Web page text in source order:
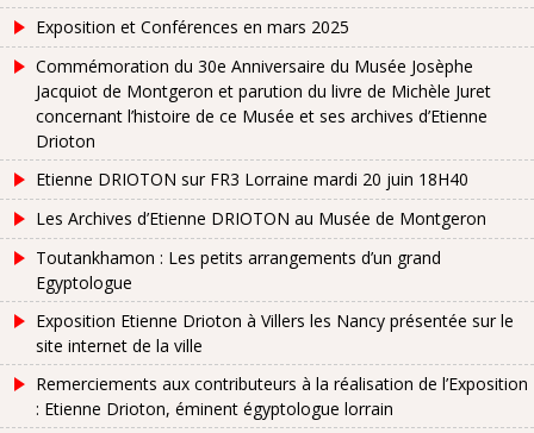
Exposition et Conférences en mars 2025
Commémoration du 30e Anniversaire du Musée Josèphe
Jacquiot de Montgeron et parution du livre de Michèle Juret
concernant l’histoire de ce Musée et ses archives d’Etienne
Drioton
Etienne DRIOTON sur FR3 Lorraine mardi 20 juin 18H40
Les Archives d’Etienne DRIOTON au Musée de Montgeron
Toutankhamon : Les petits arrangements d’un grand
Egyptologue
Exposition Etienne Drioton à Villers les Nancy présentée sur le
site internet de la ville
Remerciements aux contributeurs à la réalisation de l’Exposition
: Etienne Drioton, éminent égyptologue lorrain